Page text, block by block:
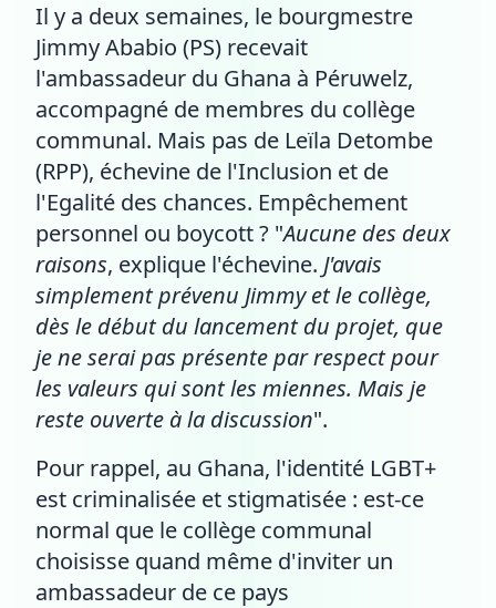
Il y a deux semaines, le bourgmestre
Jimmy Ababio (PS) recevait
l'ambassadeur du Ghana à Péruwelz,
accompagné de membres du collège
communal. Mais pas de Leïla Detombe
(RPP), échevine de l'Inclusion et de
l'Egalité des chances. Empêchement
personnel ou boycott ? "Aucune des deux
raisons, explique l'échevine. J'avais
simplement prévenu Jimmy et le collège,
dès le début du lancement du projet, que
je ne serai pas présente par respect pour
les valeurs qui sont les miennes. Mais je
reste ouverte à la discussion".
Pour rappel, au Ghana, l'identité LGBT+
est criminalisée et stigmatisée : est-ce
normal que le collège communal
choisisse quand même d'inviter un
ambassadeur de ce pays